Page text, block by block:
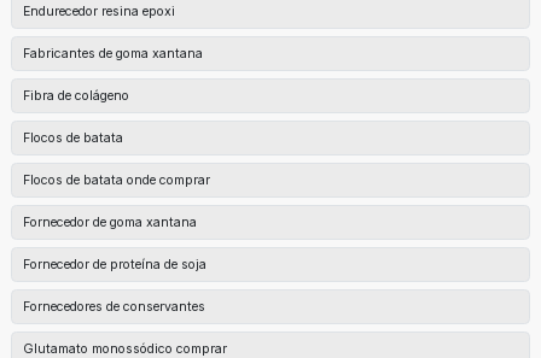
Endurecedor resina epoxi
Fabricantes de goma xantana
Fibra de colágeno
Flocos de batata
Flocos de batata onde comprar
Fornecedor de goma xantana
Fornecedor de proteína de soja
Fornecedores de conservantes
Glutamato monossódico comprar